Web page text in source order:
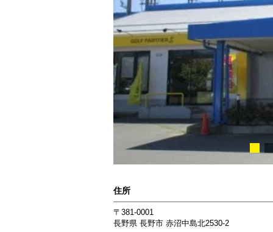
住所
〒381-0001
長野県 長野市 赤沼中島北2530-2